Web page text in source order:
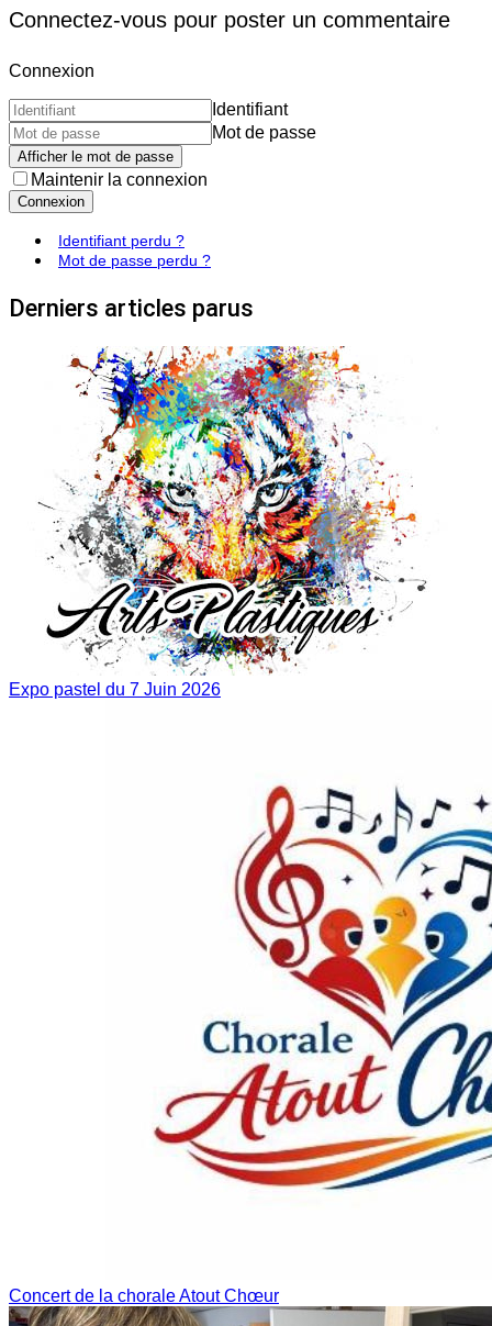
Connectez-vous pour poster un commentaire
Connexion
Identifiant
Mot de passe
Afficher le mot de passe
Maintenir la connexion
Connexion
Identifiant perdu ?
Mot de passe perdu ?
Derniers articles parus
Expo pastel du 7 Juin 2026
Concert de la chorale Atout Chœur